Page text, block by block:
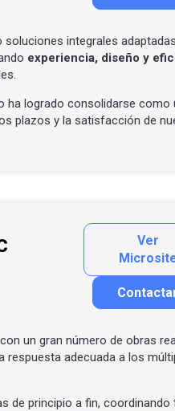
soluciones integrales
experiencia, diseño y
ha logrado consolidarse como
plazos y la satisfacción de
Ver
Contactar por
un gran número de obras
adecuada a los
de principio a fin, coordinando